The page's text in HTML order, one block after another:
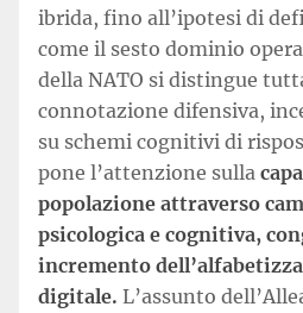
ibrida, fino all’ipotesi di
come il sesto dominio
della NATO si distingue
connotazione difensiva,
su schemi cognitivi di
pone l’attenzione sulla
popolazione attraverso
psicologica e cognitiva,
incremento
digitale. L’assunto